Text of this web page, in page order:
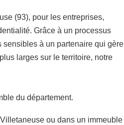
(93), pour les entreprises,
Grâce à un processus
sensibles à un partenaire qui gère
larges sur le territoire, notre
du département.
ou dans un immeuble